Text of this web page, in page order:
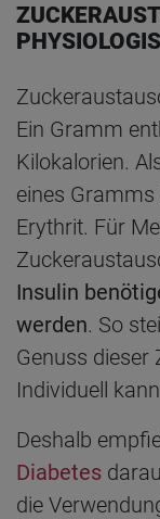
Ein Gramm
Kilokalorien.
eines
Erythrit. Für
Insulin
werden. So
Genuss dieser
Individuell
Deshalb
Diabetes
die